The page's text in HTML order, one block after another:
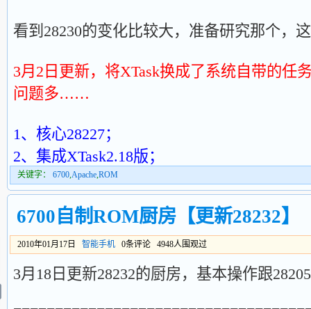
看到28230的变化比较大，准备研究那个，
3月2日更新，将XTask换成了系统自带的任
问题多……
1、核心28227；
2、集成XTask2.18版；
关键字： 6700,Apache,ROM
6700自制ROM厨房【更新28232】
2010年01月17日 智能手机 0条评论 4948人围观过
3月18日更新28232的厨房，基本操作跟